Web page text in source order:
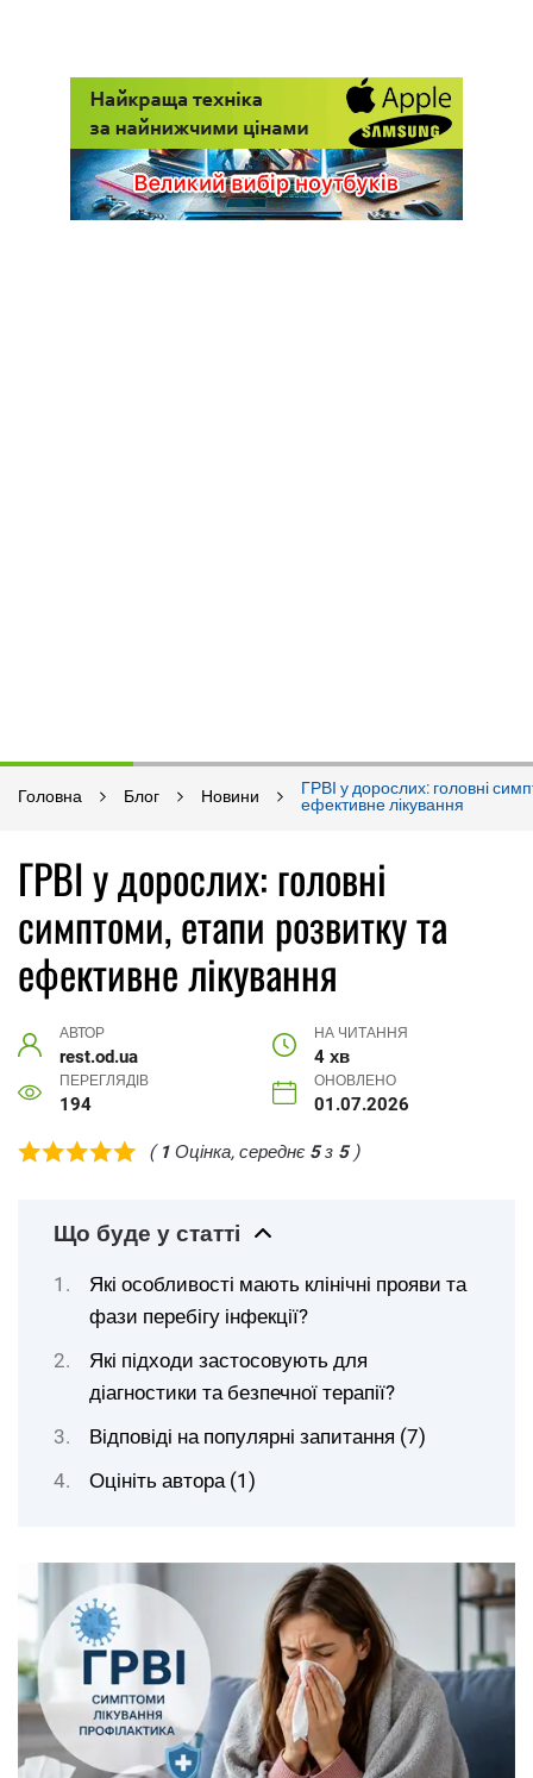
Головна Блог Новини
ГРВІ у дорослих: головні
ефективне лікування
ГРВІ у дорослих: головні
симптоми, етапи розвитку та
ефективне лікування
АВТОР
rest.od.ua
НА ЧИТАННЯ
4 хв
ПЕРЕГЛЯДІВ
194
ОНОВЛЕНО
01.07.2026
( 1 Оцінка, середнє 5з 5)
Що буде у статті
Які особливості мають клінічні прояви та
фази перебігу інфекції?
Які підходи застосовують для
діагностики та безпечної терапії?
Відповіді на популярні запитання (7)
Оцініть автора (1)